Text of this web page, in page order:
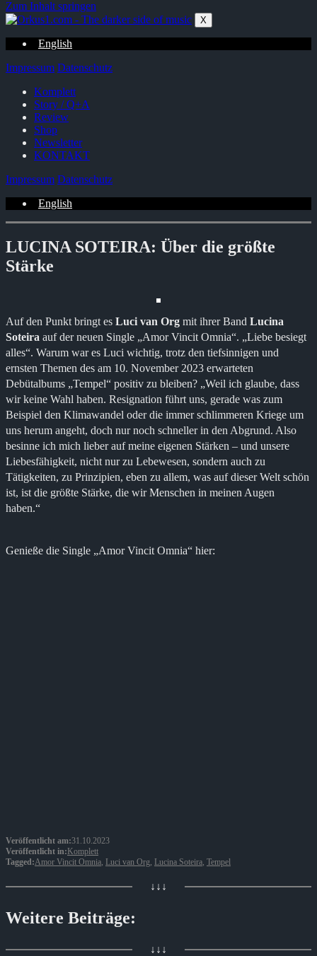
Zum Inhalt springen
X
English
Impressum Datenschutz
Komplett
Story / Q+A
Review
Shop
Newsletter
KONTAKT
Impressum Datenschutz
English
LUCINA SOTEIRA: Über die größte
Stärke
Auf den Punkt bringt es Luci van Org mit ihrer Band Lucina
Soteira auf der neuen Single „Amor Vincit Omnia“. „Liebe besiegt
alles“. Warum war es Luci wichtig, trotz den tiefsinnigen und
ernsten Themen des am 10. November 2023 erwarteten
Debütalbums „Tempel“ positiv zu bleiben? „Weil ich glaube, dass
wir keine Wahl haben. Resignation führt uns, gerade was zum
Beispiel den Klimawandel oder die immer schlimmeren Kriege um
uns herum angeht, doch nur noch schneller in den Abgrund. Also
besinne ich mich lieber auf meine eigenen Stärken – und unsere
Liebesfähigkeit, nicht nur zu Lebewesen, sondern auch zu
Tätigkeiten, zu Prinzipien, eben zu allem, was auf dieser Welt schön
ist, ist die größte Stärke, die wir Menschen in meinen Augen
haben.“
Genieße die Single „Amor Vincit Omnia“ hier:
Veröffentlicht am:31.10.2023
Veröffentlicht in:Komplett
Tagged:Amor Vincit Omnia, Luci van Org, Lucina Soteira, Tempel
↓↓↓
Weitere Beiträge:
↓↓↓